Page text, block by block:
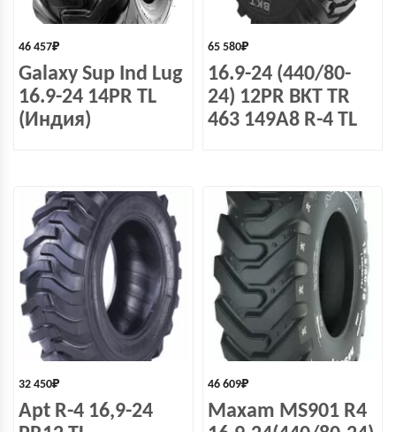
46 457₽
Galaxy Sup Ind Lug
16.9-24 14PR TL
(Индия)
65 580₽
16.9-24 (440/80-
24) 12PR BKT TR
463 149A8 R-4 TL
32 450₽
Apt R-4 16,9-24
46 609₽
Maxam MS901 R4